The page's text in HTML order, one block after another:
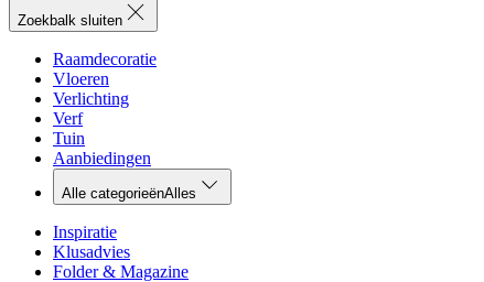
Zoekbalk sluiten
Raamdecoratie
Vloeren
Verlichting
Verf
Tuin
Aanbiedingen
Alle categorieënAlles
Inspiratie
Klusadvies
Folder & Magazine